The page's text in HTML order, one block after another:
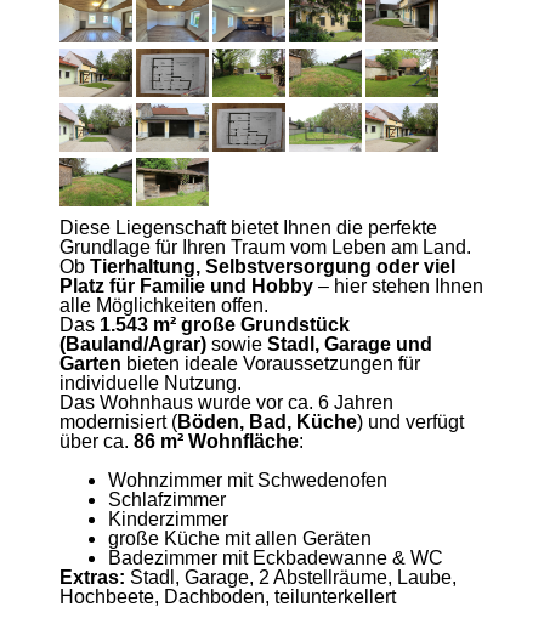
Diese Liegenschaft bietet Ihnen die perfekte
Grundlage für Ihren Traum vom Leben am Land.
Ob Tierhaltung, Selbstversorgung oder viel
Platz für Familie und Hobby – hier stehen Ihnen
alle Möglichkeiten offen.
Das 1.543 m² große Grundstück
(Bauland/Agrar) sowie Stadl, Garage und
Garten bieten ideale Voraussetzungen für
individuelle Nutzung.
Das Wohnhaus wurde vor ca. 6 Jahren
modernisiert (Böden, Bad, Küche) und verfügt
über ca. 86 m² Wohnfläche:
Wohnzimmer mit Schwedenofen
Schlafzimmer
Kinderzimmer
große Küche mit allen Geräten
Badezimmer mit Eckbadewanne & WC
Extras: Stadl, Garage, 2 Abstellräume, Laube,
Hochbeete, Dachboden, teilunterkellert